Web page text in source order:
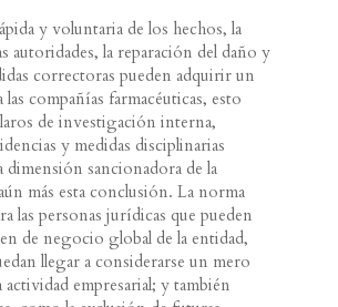
y voluntaria de los hechos, la
autoridades, la reparación del daño y
correctoras pueden adquirir un
compañías farmacéuticas, esto
de investigación interna,
y medidas disciplinarias
sancionadora de la
más esta conclusión. La norma
las personas jurídicas que pueden
de negocio global de la entidad,
llegar a considerarse un mero
empresarial; y también